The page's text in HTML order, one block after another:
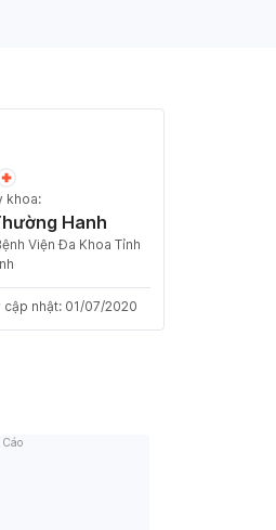
khoa:
Hanh
Viện Đa Khoa Tỉnh
cập nhật: 01/07/2020